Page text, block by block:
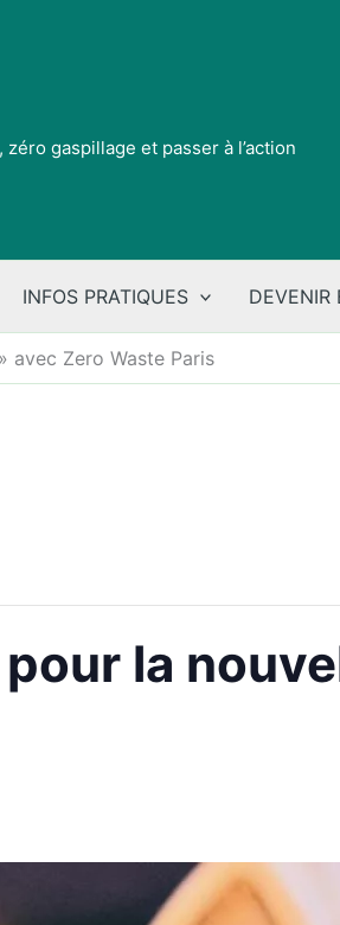
gaspillage et passer à l’action
INFOS PRATIQUES DEVENIR
avec Zero Waste Paris
la